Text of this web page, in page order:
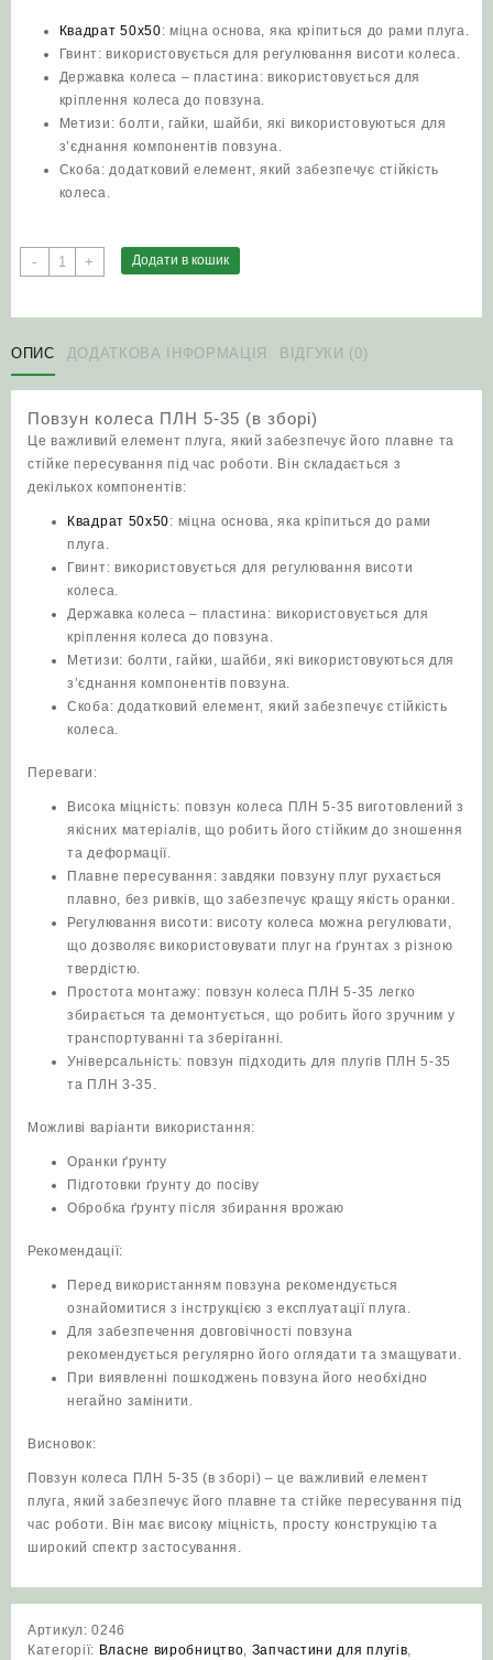
Квадрат 50х50: міцна основа, яка кріпиться до рами плуга.
Гвинт: використовується для регулювання висоти колеса.
Державка колеса – пластина: використовується для
кріплення колеса до повзуна.
Метизи: болти, гайки, шайби, які використовуються для
з’єднання компонентів повзуна.
Скоба: додатковий елемент, який забезпечує стійкість
колеса.
-
Повзун
колеса
35
(в
кількість
+ Додати в кошик
ОПИС ДОДАТКОВА ІНФОРМАЦІЯ ВІДГУКИ (0)
Повзун колеса ПЛН 5-35 (в зборі)
Це важливий елемент плуга, який забезпечує його плавне та
стійке пересування під час роботи. Він складається з
декількох компонентів:
Квадрат 50х50: міцна основа, яка кріпиться до рами
плуга.
Гвинт: використовується для регулювання висоти
колеса.
Державка колеса – пластина: використовується для
кріплення колеса до повзуна.
Метизи: болти, гайки, шайби, які використовуються для
з’єднання компонентів повзуна.
Скоба: додатковий елемент, який забезпечує стійкість
колеса.
Переваги:
Висока міцність: повзун колеса ПЛН 5-35 виготовлений з
якісних матеріалів, що робить його стійким до зношення
та деформації.
Плавне пересування: завдяки повзуну плуг рухається
плавно, без ривків, що забезпечує кращу якість оранки.
Регулювання висоти: висоту колеса можна регулювати,
що дозволяє використовувати плуг на ґрунтах з різною
твердістю.
Простота монтажу: повзун колеса ПЛН 5-35 легко
збирається та демонтується, що робить його зручним у
транспортуванні та зберіганні.
Універсальність: повзун підходить для плугів ПЛН 5-35
та ПЛН 3-35.
Можливі варіанти використання:
Оранки ґрунту
Підготовки ґрунту до посіву
Обробка ґрунту після збирання врожаю
Рекомендації:
Перед використанням повзуна рекомендується
ознайомитися з інструкцією з експлуатації плуга.
Для забезпечення довговічності повзуна
рекомендується регулярно його оглядати та змащувати.
При виявленні пошкоджень повзуна його необхідно
негайно замінити.
Висновок:
Повзун колеса ПЛН 5-35 (в зборі) – це важливий елемент
плуга, який забезпечує його плавне та стійке пересування під
час роботи. Він має високу міцність, просту конструкцію та
широкий спектр застосування.
Артикул:0246
Категорії: Власне виробництво, Запчастини для плугів,